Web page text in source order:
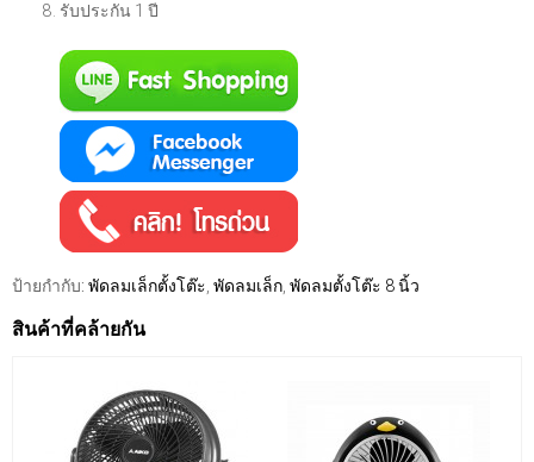
รับประกัน 1 ปี
ป้ายกำกับ: พัดลมเล็กตั้งโต๊ะ พัดลมเล็ก พัดลมตั้งโต๊ะ 8 นิ้ว
สินค้าที่คล้ายกัน